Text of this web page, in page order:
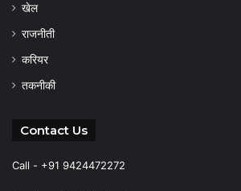
खेल
राजनीती
करियर
तकनीकी
Contact Us
Call - +91 9424472272